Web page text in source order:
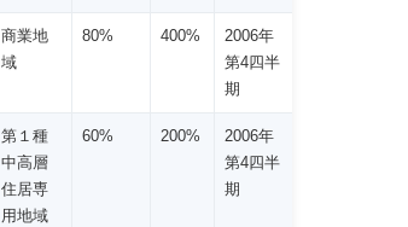
商業地
域
80% 400%
2006年
第4四半
期
第１種
中高層
住居専
用地域
60% 200%
2006年
第4四半
期